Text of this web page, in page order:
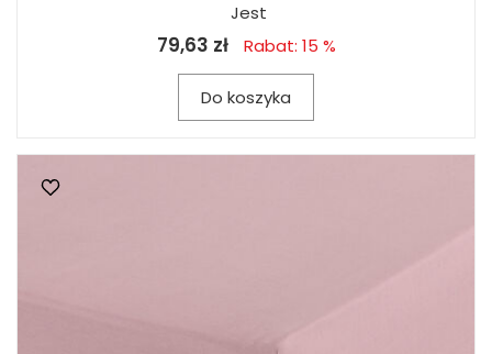
Jest
79,63 zł Rabat: 15 %
Do koszyka